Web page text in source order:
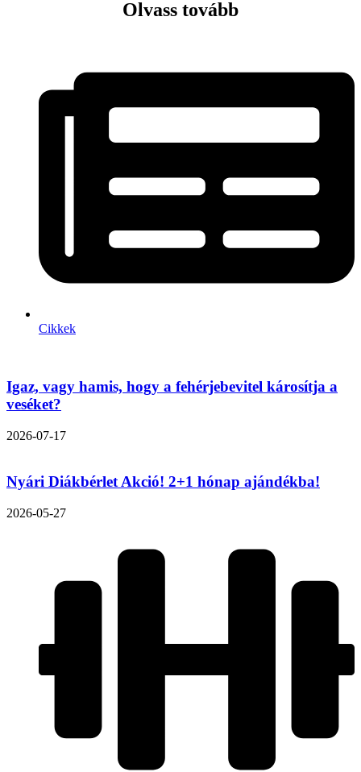
Olvass tovább
Cikkek
Igaz, vagy hamis, hogy a fehérjebevitel károsítja a
veséket?
2026-07-17
Nyári Diákbérlet Akció! 2+1 hónap ajándékba!
2026-05-27